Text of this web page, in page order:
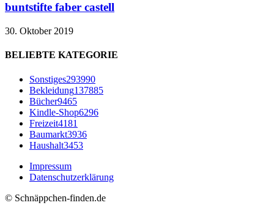
buntstifte faber castell
30. Oktober 2019
BELIEBTE KATEGORIE
Sonstiges293990
Bekleidung137885
Bücher9465
Kindle-Shop6296
Freizeit4181
Baumarkt3936
Haushalt3453
Impressum
Datenschutzerklärung
© Schnäppchen-finden.de